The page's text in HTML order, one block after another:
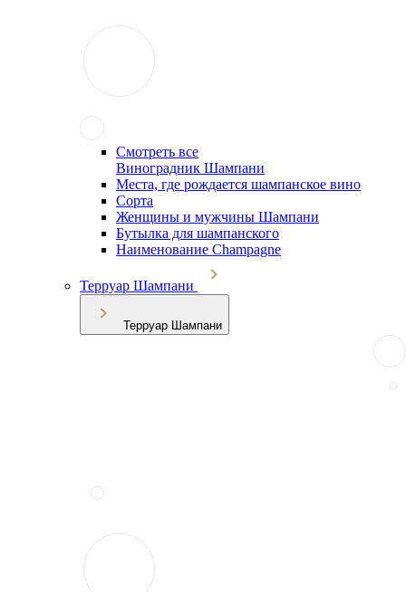
Смотреть все
Виноградник Шампани
Места, где рождается шампанское вино
Сорта
Женщины и мужчины Шампани
Бутылка для шампанского
Наименование Champagne
Терруар Шампани
Терруар Шампани